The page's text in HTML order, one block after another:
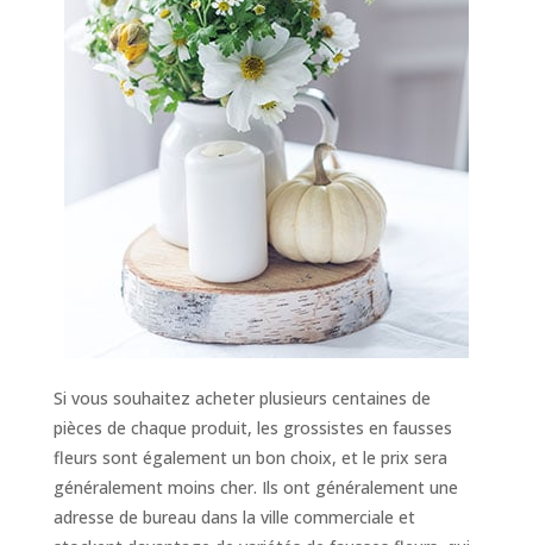
Si vous souhaitez acheter plusieurs centaines de
pièces de chaque produit, les grossistes en fausses
fleurs sont également un bon choix, et le prix sera
généralement moins cher. Ils ont généralement une
adresse de bureau dans la ville commerciale et